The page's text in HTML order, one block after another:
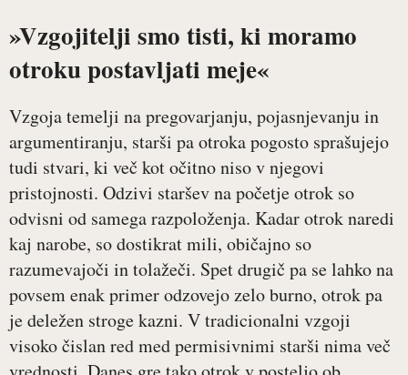
»Vzgojitelji smo tisti, ki moramo
otroku postavljati meje«
Vzgoja temelji na pregovarjanju, pojasnjevanju in
argumentiranju, starši pa otroka pogosto sprašujejo
tudi stvari, ki več kot očitno niso v njegovi
pristojnosti. Odzivi staršev na početje otrok so
odvisni od samega razpoloženja. Kadar otrok naredi
kaj narobe, so dostikrat mili, običajno so
razumevajoči in tolažeči. Spet drugič pa se lahko na
povsem enak primer odzovejo zelo burno, otrok pa
je deležen stroge kazni. V tradicionalni vzgoji
visoko čislan red med permisivnimi starši nima več